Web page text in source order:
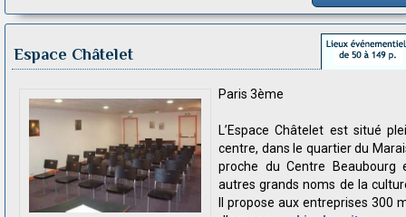
Espace Châtelet
Paris 3ème
L’Espace Châtelet est situé
centre, dans le quartier du
proche du Centre Beaubourg
autres grands noms de la
Il propose aux entreprises 300